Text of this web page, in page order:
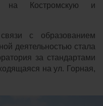
на Костромскую и
с образованием
деятельностью стала
за стандартами
на ул. Горная,